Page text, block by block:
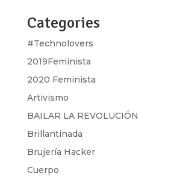
Categories
#Technolovers
2019Feminista
2020 Feminista
Artivismo
BAILAR LA REVOLUCIÓN
Brillantinada
Brujería Hacker
Cuerpo